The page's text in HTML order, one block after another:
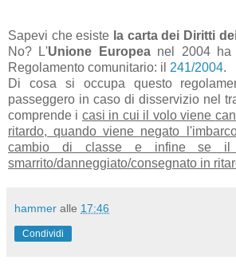
Sapevi che esiste la carta dei Diritti
No? L'Unione Europeanel 2004 ha
Regolamento comunitario: il 241/2004.
Di cosa si occupa questo
passeggero in caso di disservizio nel
comprende i casi in cui il volo viene
ritardo, quando viene negato
cambio di classe e infine se
smarrito/danneggiato/consegnato in
hammer alle 17:46
Condividi